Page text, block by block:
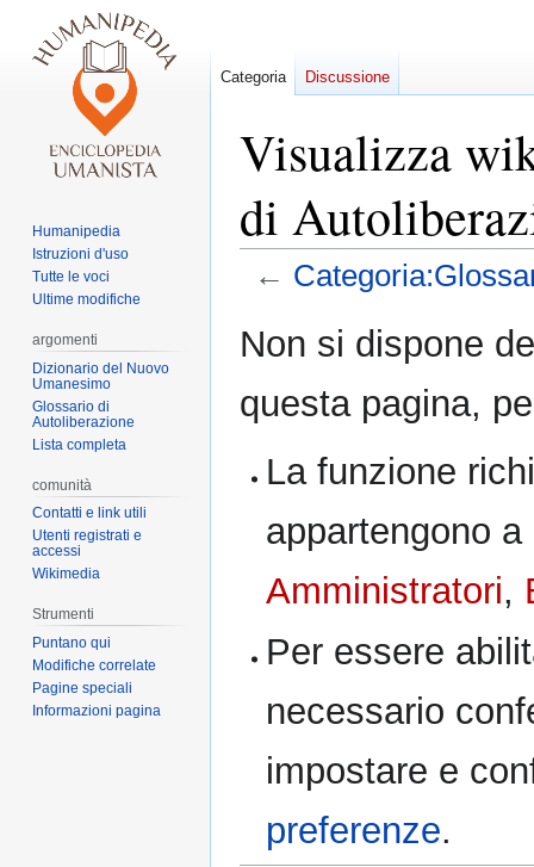
Visualizza
di
←
alla
alla
Non si dispone
questa pagina,
La funzione
appartengono
Amministratori,
Per essere
necessario
impostare e
preferenze.
Categoria Discussione
Humanipedia
Istruzioni d'uso
Tutte le voci
Ultime modifiche
argomenti
Dizionario del Nuovo
Umanesimo
Glossario di
Autoliberazione
Lista completa
comunità
Contatti e link utili
Utenti registrati e
accessi
Wikimedia
Strumenti
Puntano qui
Modifiche correlate
Pagine speciali
Informazioni pagina